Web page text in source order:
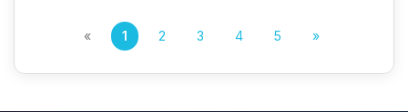
« 1 2 3 4 5 »